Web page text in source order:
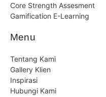
Core Strength Assesment
Gamification E-Learning
Menu
Tentang Kami
Gallery Klien
Inspirasi
Hubungi Kami